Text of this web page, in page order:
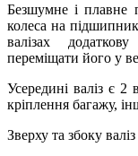
Безшумне і плавне
колеса на
валізах
переміщати його у
Усередині валіз є 2
кріплення багажу,
Зверху та збоку